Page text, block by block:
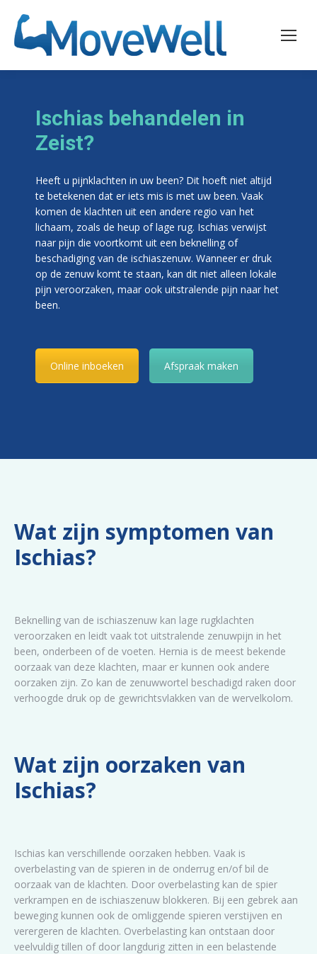
Ischias behandelen in
Zeist?
Heeft u pijnklachten in uw been? Dit hoeft niet altijd
te betekenen dat er iets mis is met uw been. Vaak
komen de klachten uit een andere regio van het
lichaam, zoals de heup of lage rug. Ischias verwijst
naar pijn die voortkomt uit een beknelling of
beschadiging van de ischiaszenuw. Wanneer er druk
op de zenuw komt te staan, kan dit niet alleen lokale
pijn veroorzaken, maar ook uitstralende pijn naar het
been.
Online inboeken Afspraak maken
Wat zijn symptomen van
Ischias?
Beknelling van de ischiaszenuw kan lage rugklachten
veroorzaken en leidt vaak tot uitstralende zenuwpijn in het
been, onderbeen of de voeten. Hernia is de meest bekende
oorzaak van deze klachten, maar er kunnen ook andere
oorzaken zijn. Zo kan de zenuwwortel beschadigd raken door
verhoogde druk op de gewrichtsvlakken van de wervelkolom.
Wat zijn oorzaken van
Ischias?
Ischias kan verschillende oorzaken hebben. Vaak is
overbelasting van de spieren in de onderrug en/of bil de
oorzaak van de klachten. Door overbelasting kan de spier
verkrampen en de ischiaszenuw blokkeren. Bij een gebrek aan
beweging kunnen ook de omliggende spieren verstijven en
verergeren de klachten. Overbelasting kan ontstaan door
veelvuldig tillen of door langdurig zitten in een belastende